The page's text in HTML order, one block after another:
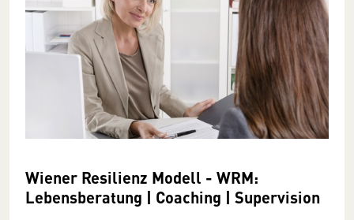
Wiener Resilienz Modell - WRM:
Lebensberatung | Coaching | Supervision